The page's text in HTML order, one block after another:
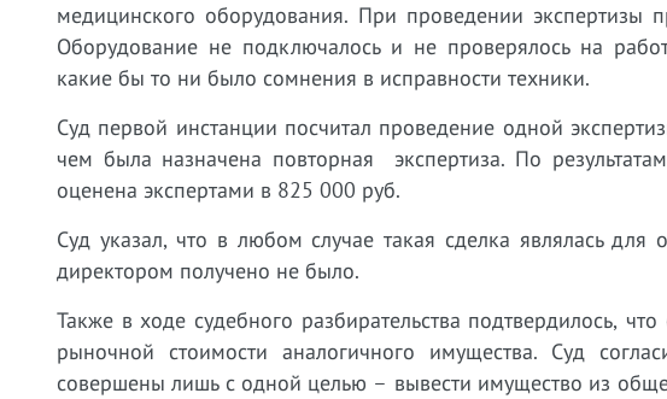
медицинского оборудования. При проведении
Оборудование не подключалось и не проверялось на
какие бы то ни было сомнения в исправности техники.
Суд первой инстанции посчитал проведение одной
чем была назначена повторная экспертиза. По
оценена экспертами в 825 000 руб.
Суд указал, что в любом случае такая сделка являлась
директором получено не было.
Также в ходе судебного разбирательства подтвердилось,
рыночной стоимости аналогичного имущества. Суд
совершены лишь с одной целью – вывести имущество из